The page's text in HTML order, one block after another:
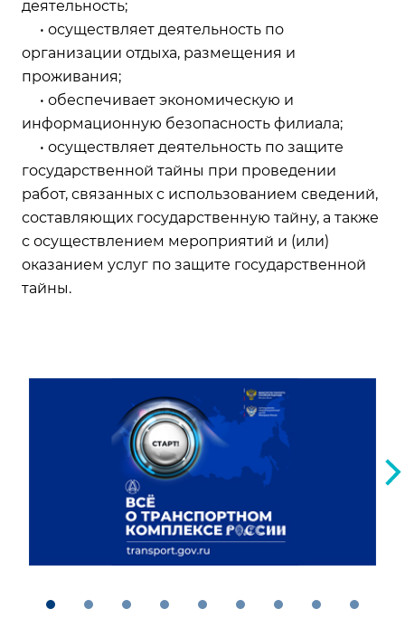
деятельность;
• осуществляет деятельность по
организации отдыха, размещения и
проживания;
• обеспечивает экономическую и
информационную безопасность филиала;
• осуществляет деятельность по защите
государственной тайны при проведении
работ, связанных с использованием сведений,
составляющих государственную тайну, а также
с осуществлением мероприятий и (или)
оказанием услуг по защите государственной
тайны.